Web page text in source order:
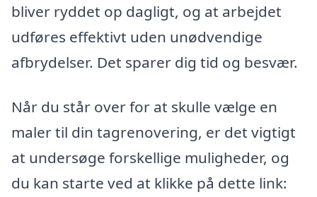
bliver ryddet op dagligt, og at arbejdet
udføres effektivt uden unødvendige
afbrydelser. Det sparer dig tid og besvær.
Når du står over for at skulle vælge en
maler til din tagrenovering, er det vigtigt
at undersøge forskellige muligheder, og
du kan starte ved at klikke på dette link: